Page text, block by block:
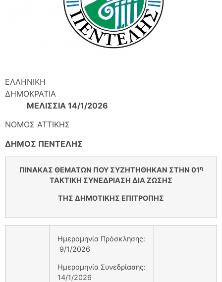
ΕΛΛΗΝΙΚΗ
ΔΗΜΟΚΡΑΤΙΑ
ΜΕΛΙΣΣΙΑ 14/1/2026
ΝΟΜOΣ ΑΤΤΙΚΗΣ
ΔΗΜΟΣ ΠΕΝΤΕΛΗΣ
ΠΙΝΑΚΑΣ ΘΕΜΑΤΩΝ ΠΟΥ ΣΥΖΗΤΗΘΗΚΑΝ ΣΤΗΝ 01η
ΤΑΚΤΙΚΗ ΣΥΝΕΔΡΙΑΣΗ ΔΙΑ ΖΩΣΗΣ
ΤΗΣ ΔΗΜΟΤΙΚΗΣ ΕΠΙΤΡΟΠΗΣ
Ημερομηνία Πρόσκλησης:
9/1/2026
Ημερομηνία Συνεδρίασης:
14/1/2026